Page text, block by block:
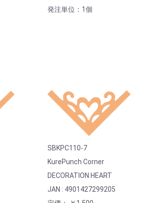
発注単位：1個
SBKPC110-7
KurePunch Corner
DECORATION HEART
JAN : 4901427299205